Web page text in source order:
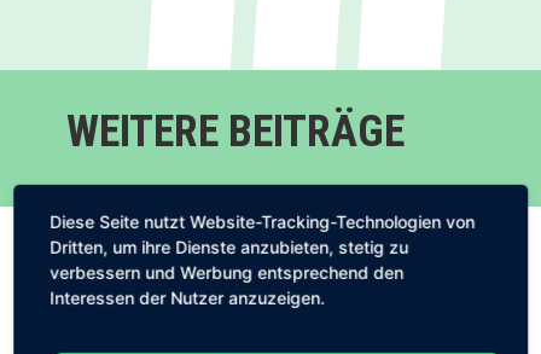
WEITERE BEITRÄGE
Mitgliederversamml
Diese Seite nutzt Website-Tracking-Technologien von
Dritten, um ihre Dienste anzubieten, stetig zu
verbessern und Werbung entsprechend den
Interessen der Nutzer anzuzeigen.